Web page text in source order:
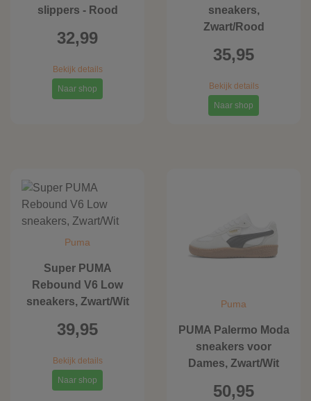
slippers - Rood
32,99
Bekijk details
Naar shop
sneakers,
Zwart/Rood
35,95
Bekijk details
Naar shop
Puma
Super PUMA
Rebound V6 Low
sneakers, Zwart/Wit
39,95
Bekijk details
Naar shop
Puma
PUMA Palermo Moda
sneakers voor
Dames, Zwart/Wit
50,95